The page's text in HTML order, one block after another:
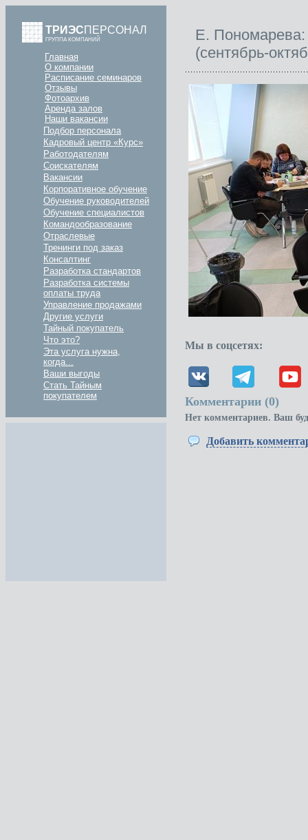
ТРИЭСПЕРСОНАЛ
ГРУППА КОМПАНИЙ
Главная
О компании
Расписание семинаров
Отзывы
Фотоархив
Аренда залов
Наши вакансии
Подбор персонала
Кадровый центр «Курс»
Работодателям
Соискателям
Вакансии
Корпоративное обучение
Обучение руководителей
Обучение специалистов
Командообразование
Отраслевые
Тренинги под заказ
Консалтинг
Разработка стандартов
Разработка системы
оплаты труда
Управление продажами
Другие услуги
Тайный покупатель
Что это?
Эта услуга нужна,
когда...
Ваши выгоды
Стать Тайным
покупателем
Е. Пономарева:
(сентябрь-
Мы в соцсетях:
Комментарии (0)
Нет комментариев. Ваш
Добавить